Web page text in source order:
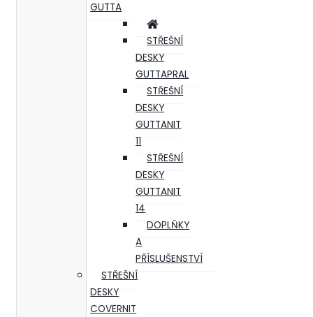
GUTTA
STŘEŠNÍ
DESKY
GUTTAPRAL
STŘEŠNÍ
DESKY
GUTTANIT
11
STŘEŠNÍ
DESKY
GUTTANIT
14
DOPLŇKY
A
PŘÍSLUŠENSTVÍ
STŘEŠNÍ
DESKY
COVERNIT